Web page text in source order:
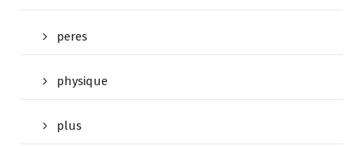
peres
physique
plus